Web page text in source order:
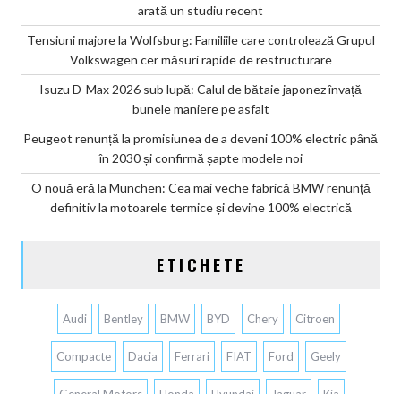
arată un studiu recent
Tensiuni majore la Wolfsburg: Familiile care controlează Grupul
Volkswagen cer măsuri rapide de restructurare
Isuzu D-Max 2026 sub lupă: Calul de bătaie japonez învață
bunele maniere pe asfalt
Peugeot renunță la promisiunea de a deveni 100% electric până
în 2030 și confirmă șapte modele noi
O nouă eră la Munchen: Cea mai veche fabrică BMW renunță
definitiv la motoarele termice și devine 100% electrică
ETICHETE
Audi Bentley BMW BYD Chery Citroen
Compacte Dacia Ferrari FIAT Ford Geely